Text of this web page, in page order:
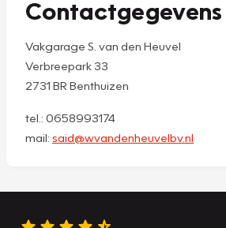
Contactgegevens
Vakgarage S. van den Heuvel
Verbreepark 33
2731 BR Benthuizen
tel.: 0658993174
mail: said@wvandenheuvelbv.nl